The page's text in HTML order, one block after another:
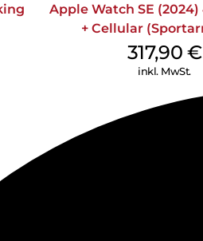
Apple Watch SE (2024)
+ Cellular
Mitternacht M/L)
317,90 €
inkl. MwSt.